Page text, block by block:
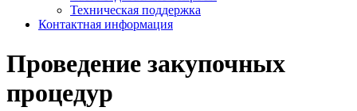
Техническая поддержка
Контактная информация
Проведение закупочных
процедур